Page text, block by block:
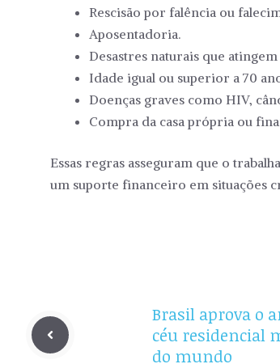
Rescisão por falência ou
Aposentadoria.
Desastres naturais que
Idade igual ou superior a 70
Doenças graves como HIV,
Compra da casa própria ou
Essas regras asseguram que o
um suporte financeiro em situações
Brasil aprova o
céu residencial
do mundo